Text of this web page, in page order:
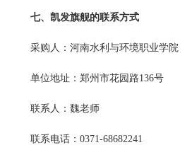
七、凯发旗舰的联系方式
采购人：河南水利与环境职业学院
单位地址： 郑州市花园路136号
联系人： 魏老师
联系电话： 0371-68682241